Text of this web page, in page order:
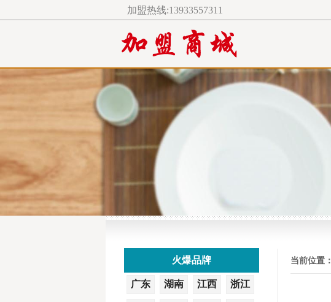
加盟热线:13933557311
火爆品牌
广东 湖南 江西 浙江
当前位置：